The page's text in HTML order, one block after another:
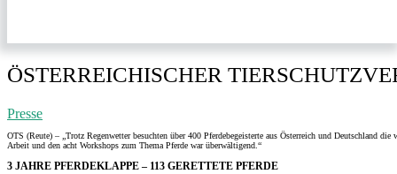
ÖSTERREICHISCHER
Presse
OTS (Reute) – „Trotz Regenwetter besuchten über 400 Pferdebegeisterte aus Österreich und Deutschland
Arbeit und den acht Workshops zum Thema Pferde war überwältigend.“
3 JAHRE PFERDEKLAPPE – 113 GERETTETE PFERDE